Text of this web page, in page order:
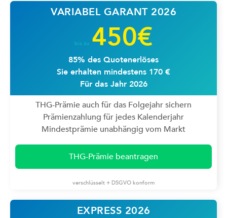
VARIABEL GARANT 2026
bis zu450€
85% des Quotenerlöses
Sie erhalten mindestens 170 €
Für das Jahr 2026
THG-Prämie auch für das Folgejahr sichern
Prämienzahlung für jedes Kalenderjahr
Mindestprämie unabhängig vom Markt
THG-Prämie beantragen
verschlüsselt + DSGVO konform
EXPRESS 2026